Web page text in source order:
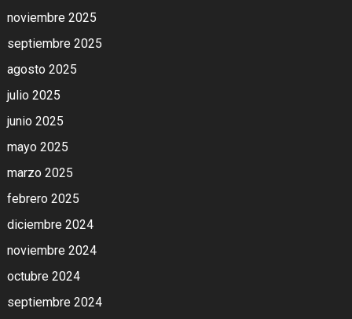
noviembre 2025
septiembre 2025
agosto 2025
julio 2025
junio 2025
mayo 2025
marzo 2025
febrero 2025
diciembre 2024
noviembre 2024
octubre 2024
septiembre 2024